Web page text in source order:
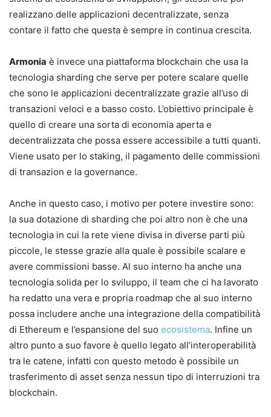
realizzano delle applicazioni decentralizzate, senza
contare il fatto che questa è sempre in continua crescita.
Armonia è invece una piattaforma blockchain che usa la
tecnologia sharding che serve per potere scalare quelle
che sono le applicazioni decentralizzate grazie all’uso di
transazioni veloci e a basso costo. L’obiettivo principale è
quello di creare una sorta di economia aperta e
decentralizzata che possa essere accessibile a tutti quanti.
Viene usato per lo staking, il pagamento delle commissioni
di transazion e la governance.
Anche in questo caso, i motivo per potere investire sono:
la sua dotazione di sharding che poi altro non è che una
tecnologia in cui la rete viene divisa in diverse parti più
piccole, le stesse grazie alla quale è possibile scalare e
avere commissioni basse. Al suo interno ha anche una
tecnologia solida per lo sviluppo, il team che ci ha lavorato
ha redatto una vera e propria roadmap che al suo interno
possa includere anche una integrazione della compatibilità
di Ethereum e l’espansione del suo ecosistema. Infine un
altro punto a suo favore è quello legato all’interoperabilità
tra le catene, infatti con questo metodo è possibile un
trasferimento di asset senza nessun tipo di interruzioni tra
blockchain.